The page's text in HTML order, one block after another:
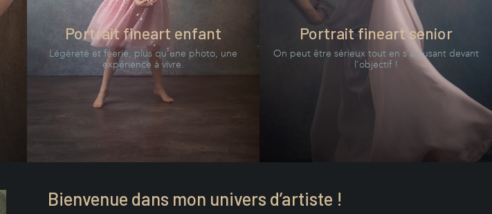
Portrait fineart enfant
Légèreté et féerie, plus qu’une photo, une
expérience à vivre.
Portrait fineart senior
On peut être sérieux tout en s’amusant devant
l’objectif !
Bienvenue dans mon univers d’artiste !